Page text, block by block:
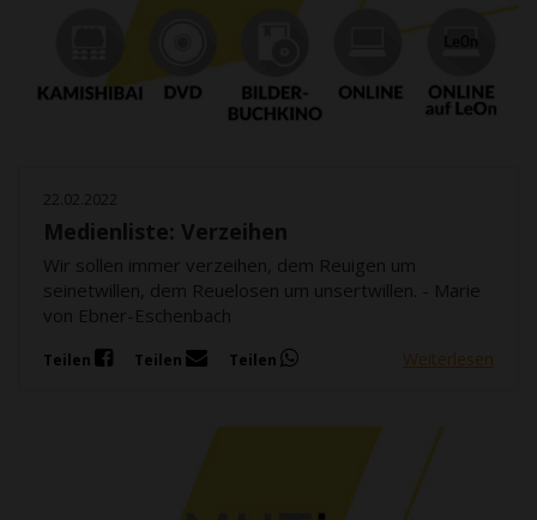
22.02.2022
Medienliste: Verzeihen
Wir sollen immer verzeihen, dem Reuigen um
seinetwillen, dem Reuelosen um unsertwillen. - Marie
von Ebner-Eschenbach
Teilen Teilen Teilen Weiterlesen